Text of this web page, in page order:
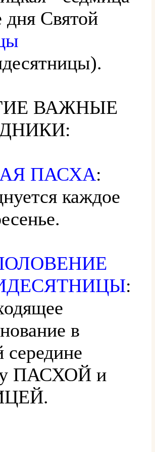
дня Святой
ВАЖНЫЕ
ПАСХА:
каждое
:
в
середине
ПАСХОЙ и